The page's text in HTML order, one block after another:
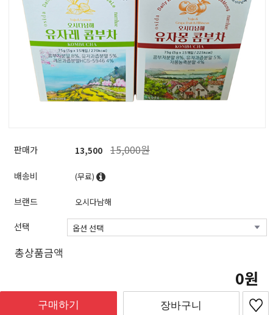
판매가 13,500 15,000원
배송비 (무료)
브랜드 오시다남해
선택
총상품금액
0
구매하기 장바구니